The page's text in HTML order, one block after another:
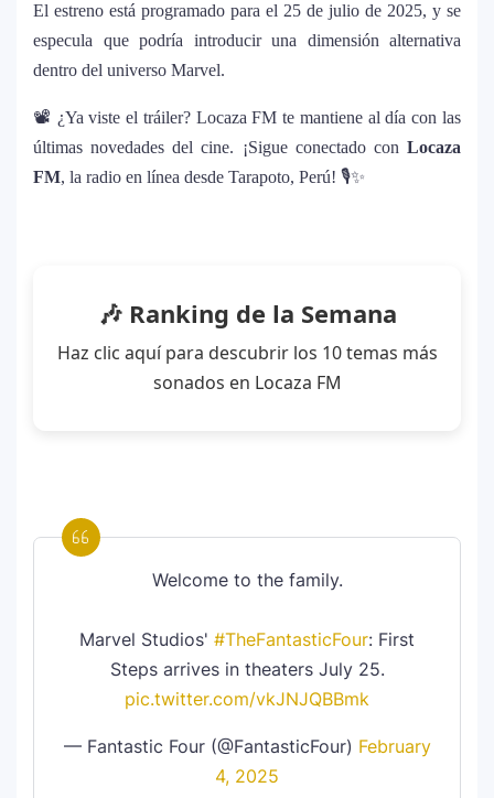
7
¿Cristian Castro terminó con Victoria
Kühne? El cantante aclara su situación
amorosa y confiesa que “no le gusta
estar solo”
8
Bad Bunny causa revuelo en México
antes de iniciar su gira “DeBÍ TiRAR MáS
en Premios Juventud 2025 con un
homenaje a la moda colombiana
Carín León y Ricky Martin unen fuerzas
logra su primera nominación a los Latin
Grammy 2025
El estreno está programado para el 25 de julio de 2025, y se
especula que podría introducir una dimensión alternativa
dentro del universo Marvel.
📽️ ¿Ya viste el tráiler? Locaza FM te mantiene al día con las
últimas novedades del cine. ¡Sigue conectado con Locaza
FM, la radio en línea desde Tarapoto, Perú! 🎙️✨
🎶 Ranking de la Semana
Haz clic aquí para descubrir los 10 temas más
sonados en Locaza FM
Welcome to the family.
Marvel Studios' #TheFantasticFour: First
Steps arrives in theaters July 25.
pic.twitter.com/vkJNJQBBmk
— Fantastic Four (@FantasticFour) February
4, 2025